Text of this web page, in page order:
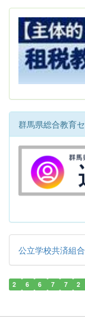
群馬県総合教育
公立学校共済組合
2 6 6 7 7 2